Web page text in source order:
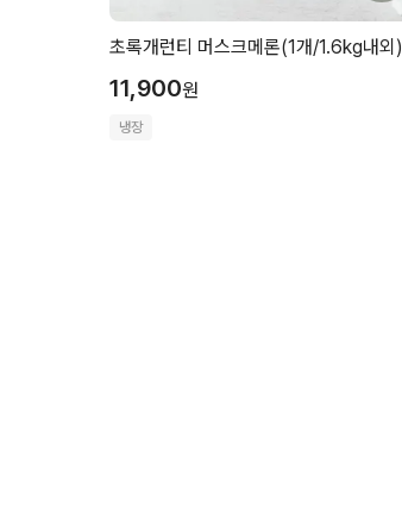
초록개런티 머스크메론(1개/1.6kg내외)
11,900원
냉장